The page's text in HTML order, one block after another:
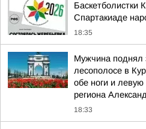
Баскетболистки
Спартакиаде
18:35
Мужчина поднял
лесополосе в
обе ноги и левую
региона
18:33